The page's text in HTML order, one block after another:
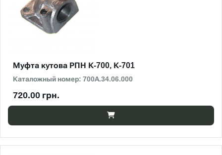
Муфта кутова РПН К-700, К-701
Каталожный номер: 700А.34.06.000
720.00 грн.